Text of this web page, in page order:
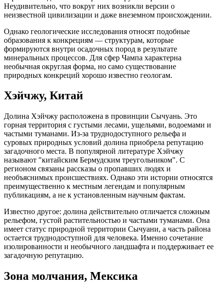
Неудивительно, что вокруг них возникли версии о
неизвестной цивилизации и даже внеземном происхождении.
Однако геологические исследования относят подобные
образования к конкрециям — структурам, которые
формируются внутри осадочных пород в результате
минеральных процессов. Для сфер Чампа характерна
необычная округлая форма, но само существование
природных конкреций хорошо известно геологам.
Хэйчжу, Китай
Долина Хэйчжу расположена в провинции Сычуань. Это
горная территория с густыми лесами, ущельями, водоемами и
частыми туманами. Из-за труднодоступного рельефа и
суровых природных условий долина приобрела репутацию
загадочного места. В популярной литературе Хэйчжу
называют "китайским Бермудским треугольником". С
регионом связаны рассказы о пропавших людях и
необъяснимых происшествиях. Однако эти истории относятся
преимущественно к местным легендам и популярным
публикациям, а не к установленным научным фактам.
Известно другое: долина действительно отличается сложным
рельефом, густой растительностью и частыми туманами. Она
имеет статус природной территории Сычуани, а часть района
остается труднодоступной для человека. Именно сочетание
изолированности и необычного ландшафта и поддерживает ее
загадочную репутацию.
Зона молчания, Мексика